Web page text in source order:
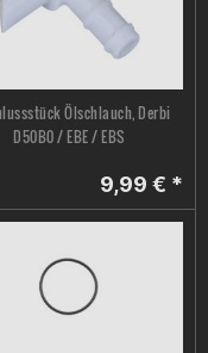
Ölschlauch, Derbi
D50B0 / EBE / EBS
9,99 € *